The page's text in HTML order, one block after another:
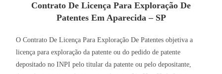
Contrato De Licença Para Exploração De
Patentes Em Aparecida – SP
O Contrato De Licença Para Exploração De Patentes objetiva a
licença para exploração da patente ou do pedido de patente
depositado no INPI pelo titular da patente ou pelo depositante,